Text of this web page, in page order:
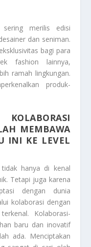
sering merilis edisi
dan seniman.
bagi para
fashion lainnya,
ramah lingkungan.
produk-
MEMBAWA
INI KE LEVEL
hanya di kenal
Tetapi juga karena
dengan dunia
kolaborasi dengan
Kolaborasi-
baru dan inovatif
ada. Menciptakan